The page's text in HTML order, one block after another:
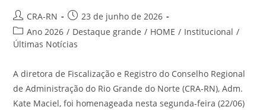
Autor
do
post:
CRA-RN
Post
publicado:
23 de junho de 2026
Categoria
do
Ano 2026 / Destaque grande / HOME / Institucional /
Últimas Notícias
A diretora de Fiscalização e Registro do Conselho Regional
de Administração do Rio Grande do Norte (CRA-RN), Adm.
Kate Maciel, foi homenageada nesta segunda-feira (22/06)